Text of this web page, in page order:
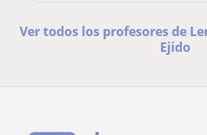
Ver todos los profesores de
Ejido